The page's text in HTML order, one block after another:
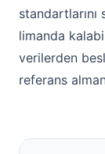
standartlarını
limanda
verilerden
referans